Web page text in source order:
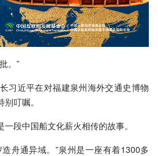
。”
习近平在对福建泉州海外交通史博物
叮嘱。
段中国船文化薪火相传的故事。
舟通异域。”泉州是一座有着1300多